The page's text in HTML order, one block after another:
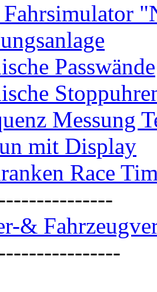
Passwände
Messung
mit Display
Race
&